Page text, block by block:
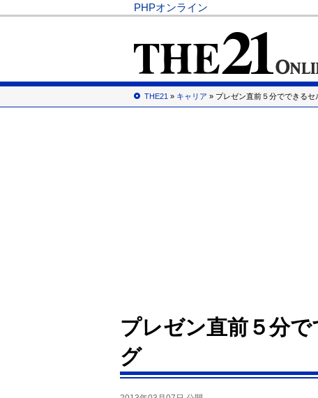
PHPオンライン
THE21 » キャリア » プレゼン直前５分でできるセ
プレゼン直前５分
グ